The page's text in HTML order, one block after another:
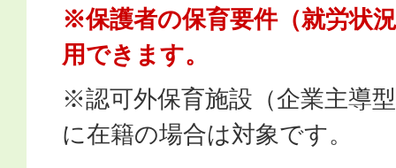
※保護者の保育要件（就労状
用できます。
※認可外保育施設（企業主導
に在籍の場合は対象です。